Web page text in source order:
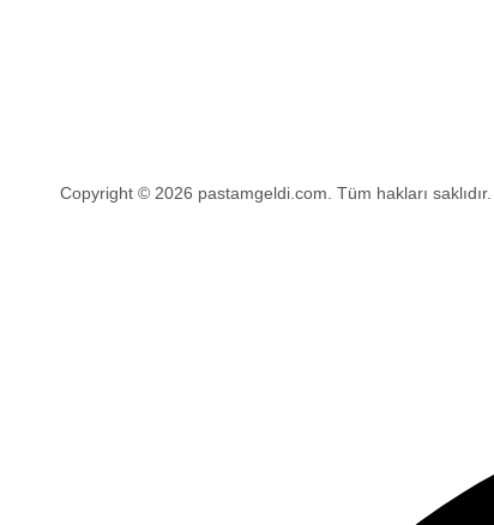
Copyright © 2026 pastamgeldi.com. Tüm hakları saklıdır.